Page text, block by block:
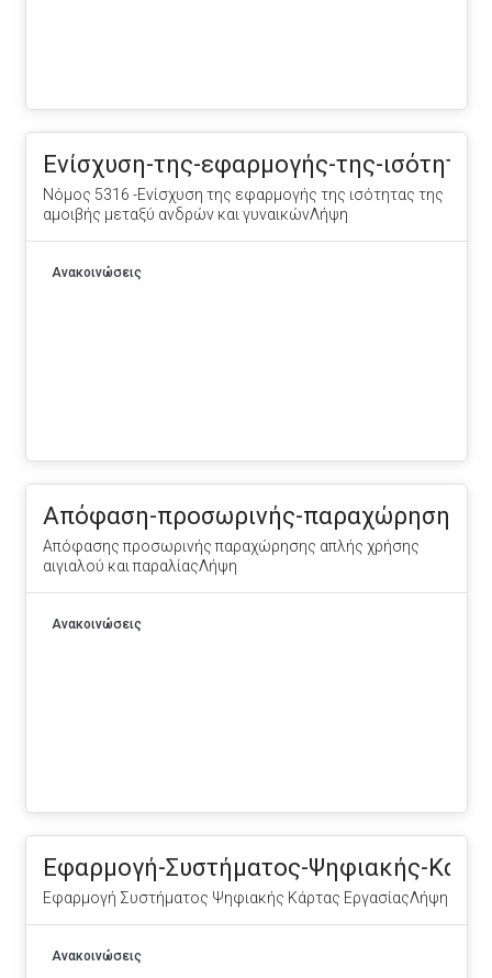
Ενίσχυση-της-εφαρμογής-της-
Νόμος 5316 -Ενίσχυση της εφαρμογής της ισότητας της
αμοιβής μεταξύ ανδρών και γυναικώνΛήψη
Ανακοινώσεις
Απόφαση-προσωρινής-παραχώρησης-
Απόφασης προσωρινής παραχώρησης απλής χρήσης
αιγιαλού και παραλίαςΛήψη
Ανακοινώσεις
Εφαρμογή-Συστήματος-Ψηφιακής-
Εφαρμογή Συστήματος Ψηφιακής Κάρτας ΕργασίαςΛήψη
Ανακοινώσεις